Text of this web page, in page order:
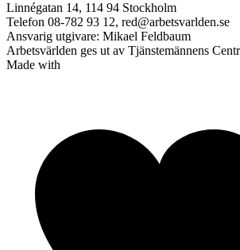
Linnégatan 14, 114 94 Stockholm
Telefon 08-782 93 12, red@arbetsvarlden.se
Ansvarig utgivare: Mikael Feldbaum
Arbetsvärlden ges ut av Tjänstemännens
Made with